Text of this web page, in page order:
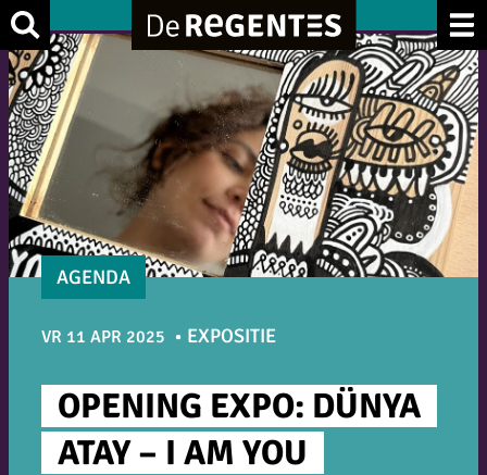
Ga
naar
de
inhoud
AGENDA
VR 11 APR 2025 EXPOSITIE
OPENING EXPO: DÜNYA
ATAY – I AM YOU